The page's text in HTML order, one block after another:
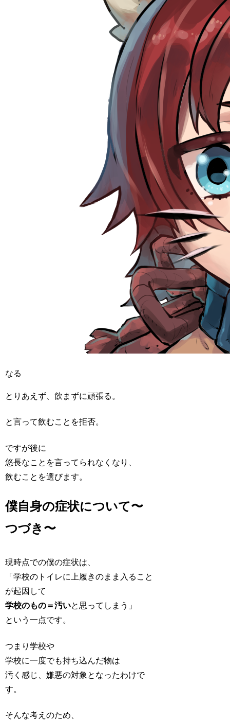
なる
とりあえず、飲まずに頑張る。
と言って飲むことを拒否。
ですが後に
悠長なことを言ってられなくなり、
飲むことを選びます。
僕自身の症状について〜
つづき〜
現時点での僕の症状は、
「学校のトイレに上履きのまま入ること
が起因して
学校のもの＝汚いと思ってしまう」
という一点です。
つまり学校や
学校に一度でも持ち込んだ物は
汚く感じ、嫌悪の対象となったわけで
す。
そんな考えのため、